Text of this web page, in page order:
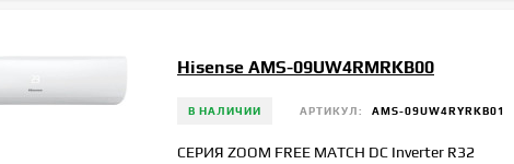
Hisense AMS-09UW4RMRKB00
В НАЛИЧИИ АРТИКУЛ: AMS-09UW4RYRKB01
СЕРИЯ ZOOM FREE MATCH DC Inverter R32